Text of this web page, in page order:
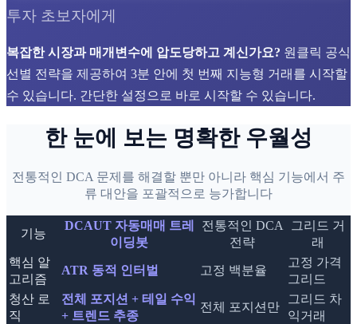
투자 초보자에게
복잡한 시장과 매개변수에 압도당하고 계신가요? 원클릭 공식
선별 전략을 제공하여 3분 안에 첫 번째 지능형 거래를 시작할
수 있습니다. 간단한 설정으로 바로 시작할 수 있습니다.
한 눈에 보는 명확한 우월성
전통적인 DCA 문제를 해결할 뿐만 아니라 핵심 기능에서 주
류 대안을 포괄적으로 능가합니다
기능
DCAUT 자동매매 트레
이딩봇
전통적인 DCA
전략
그리드 거
래
핵심 알
고리즘
ATR 동적 인터벌 고정 백분율
고정 가격
그리드
청산 로
직
전체 포지션 + 테일 수익
+ 트렌드 추종
전체 포지션만
그리드 차
익거래